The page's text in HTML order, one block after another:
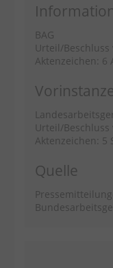
BAG
Urteil/Beschluss
Aktenzeichen: 6
Urteil/Beschluss
Aktenzeichen: 5
Quelle